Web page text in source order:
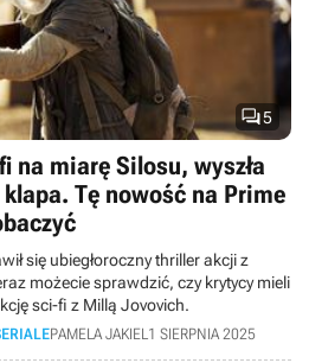
5
na miarę Silosu, wyszła
Tę nowość na Prime
się ubiegłoroczny thriller akcji z
możecie sprawdzić, czy krytycy mieli
sci-fi z Millą Jovovich.
PAMELA JAKIEL1 SIERPNIA 2025